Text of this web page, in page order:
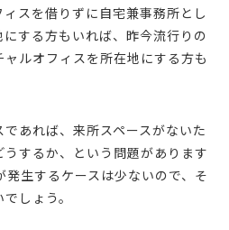
スを借りずに自宅兼事務所とし
する方もいれば、昨今流行りの
ルオフィスを所在地にする方も
あれば、来所スペースがないた
するか、という問題があります
生するケースは少ないので、そ
しょう。